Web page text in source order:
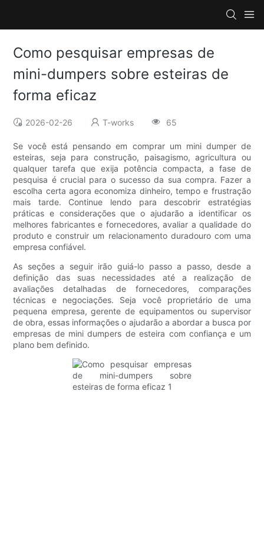
Como pesquisar empresas de
mini-dumpers sobre esteiras de
forma eficaz
2026-02-26 T-works 65
Se você está pensando em comprar um mini dumper de
esteiras, seja para construção, paisagismo, agricultura ou
qualquer tarefa que exija potência compacta, a fase de
pesquisa é crucial para o sucesso da sua compra. Fazer a
escolha certa agora economiza dinheiro, tempo e frustração
mais tarde. Continue lendo para descobrir estratégias
práticas e considerações que o ajudarão a identificar os
melhores fabricantes e fornecedores, avaliar a qualidade do
produto e construir um relacionamento duradouro com uma
empresa confiável.
As seções a seguir irão guiá-lo passo a passo, desde a
definição das suas necessidades até a realização de
avaliações detalhadas de fornecedores, comparações
técnicas e negociações. Seja você proprietário de uma
pequena empresa, gerente de equipamentos ou supervisor
de obra, essas informações o ajudarão a abordar a busca por
empresas de mini dumpers de esteira com confiança e um
plano bem definido.